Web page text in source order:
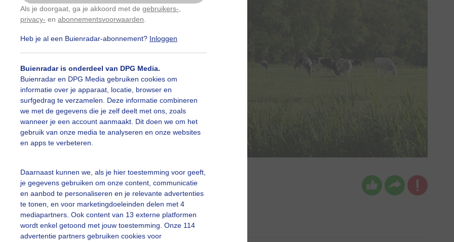
Als je doorgaat, ga je akkoord met de gebruikers-
privacy- en abonnementsvoorwaarden
Heb je al een Buienradar-abonnement? Inloggen
Buienradar is onderdeel van DPG Media.
Buienradar en DPG Media gebruiken cookies om
informatie over je apparaat, locatie, browser en
surfgedrag te verzamelen. Deze informatie combineren
we met de gegevens die je zelf deelt met ons, zoals
wanneer je een account aanmaakt. Dit doen we om het
gebruik van onze media te analyseren en onze websites
en apps te verbeteren.
Daarnaast kunnen we, als je hier toestemming voor geeft,
je gegevens gebruiken om onze content, communicatie
en aanbod te personaliseren en je relevante advertenties
te tonen, en voor marketingdoeleinden delen met 4
mediapartners. Ook content van 13 externe platformen
wordt enkel getoond met jouw toestemming. Onze 114
advertentie partners gebruiken cookies voor
Francien Tax Gemaakt: 16-05-2026, 36x bekeken
Zon Dieren
Gebruik je Safari en wil je niet elke dag deze pop-up
Klikhierom dit aan te passen